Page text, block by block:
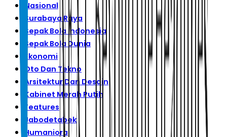
Nasional
Surabaya Raya
Sepak Bola Indonesia
Sepak Bola Dunia
Ekonomi
Oto Dan Tekno
Arsitektur Dan Desain
Kabinet Merah Putih
Features
Jabodetabek
Humaniora